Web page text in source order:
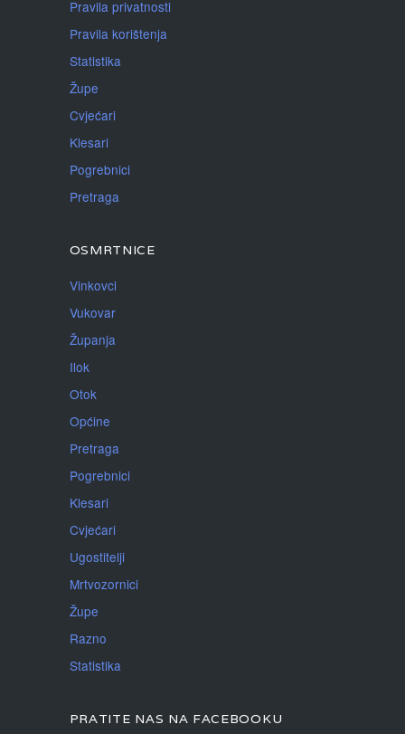
Pravila privatnosti
Pravila korištenja
Statistika
Župe
Cvjećari
Klesari
Pogrebnici
Pretraga
OSMRTNICE
Vinkovci
Vukovar
Županja
Ilok
Otok
Općine
Pretraga
Pogrebnici
Klesari
Cvjećari
Ugostitelji
Mrtvozornici
Župe
Razno
Statistika
PRATITE NAS NA FACEBOOKU